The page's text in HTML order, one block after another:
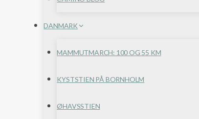
DANMARK
MAMMUTMARCH: 100 OG 55 KM
KYSTSTIEN PÅ BORNHOLM
ØHAVSSTIEN